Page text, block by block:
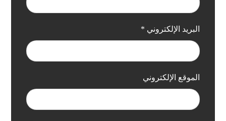
البريد الإلكتروني *
الموقع الإلكتروني